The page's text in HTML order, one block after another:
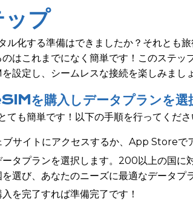
プ
ル化する準備はできましたか？それとも
はこれまでになく簡単です！このステッ
設定し、シームレスな接続を楽しみましょ
を購入しデータプランを選
ても簡単です！以下の手順を行ってくださ
サイトにアクセスするか、App Storeで
ータプランを選択します。200以上の国に
選び、あなたのニーズに最適なデータプ
を完了すれば準備完了です！